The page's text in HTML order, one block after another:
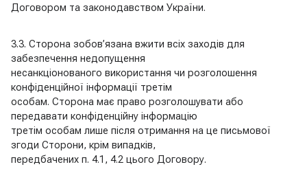
Договором та законодавством України.
3.3. Сторона зобов’язана вжити всіх заходів для
забезпечення недопущення
несанкціонованого використання чи розголошення
конфіденційної інформації третім
особам. Сторона має право розголошувати або
передавати конфіденційну інформацію
третім особам лише після отримання на це письмової
згоди Сторони, крім випадків,
передбачених п. 4.1, 4.2 цього Договору.